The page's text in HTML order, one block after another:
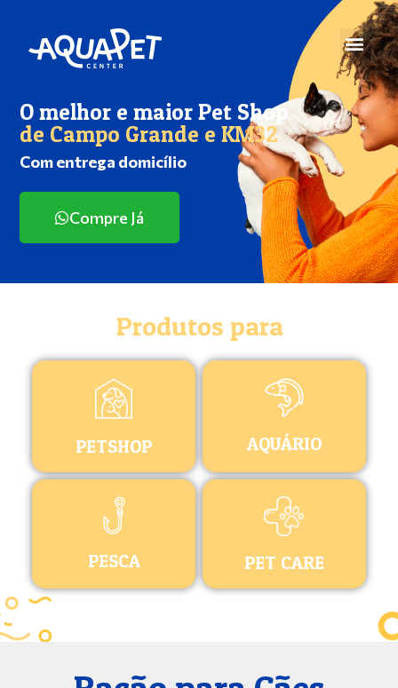
O melhor e maior Pet Shop
de Campo Grande e KM32
Com entrega domicílio
Compre Já
Produtos para
PETSHOP AQUÁRIO
PESCA PET CARE